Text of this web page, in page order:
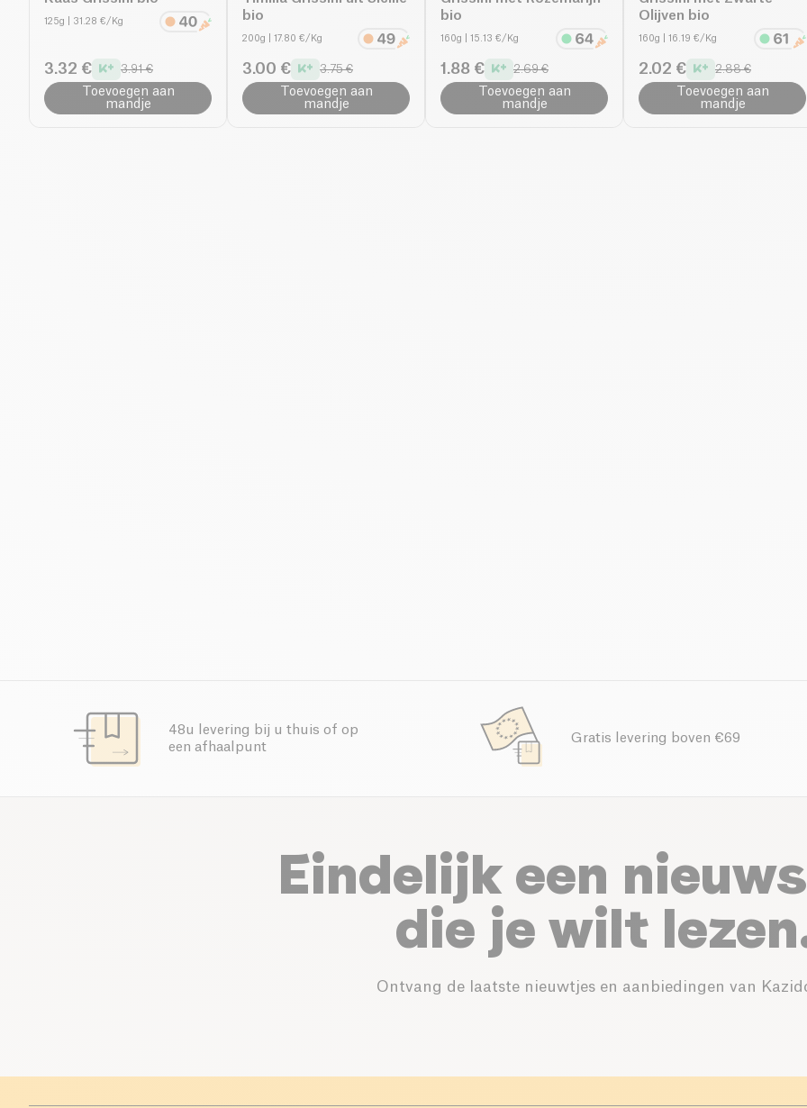
125g | 31.28 €/Kg
3.32 € 3.91 €
Toevoegen aan
mandje
bio
200g | 17.80 €/Kg
3.00 € 3.75 €
Toevoegen aan
mandje
bio
160g | 15.13 €/Kg
1.88 € 2.69 €
Toevoegen aan
mandje
Olijven bio
160g | 16.19 €/Kg
2.02 € 2.88 €
Toevoegen aan
mandje
48u levering bij u thuis of op
een afhaalpunt
Gratis levering boven €69
Eindelijk een
die je wilt
Ontvang de laatste nieuwtjes en aanbiedingen van